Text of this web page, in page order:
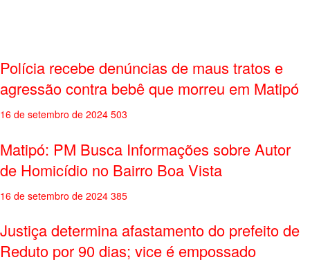
Polícia recebe denúncias de maus tratos e
agressão contra bebê que morreu em Matipó
16 de setembro de 2024 503
Matipó: PM Busca Informações sobre Autor
de Homicídio no Bairro Boa Vista
16 de setembro de 2024 385
Justiça determina afastamento do prefeito de
Reduto por 90 dias; vice é empossado